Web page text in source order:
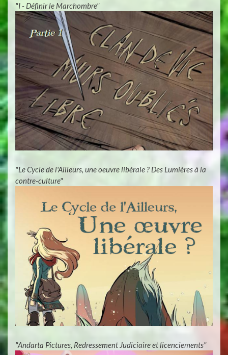
"I - Définir le Marchombre"
"Le Cycle de l'Ailleurs, une oeuvre libérale ? Des Lumières à la
contre-culture"
"Andarta Pictures, Redressement Judiciaire et licenciements"